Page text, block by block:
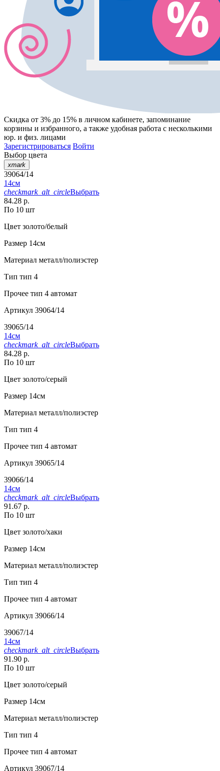
Скидка от 3% до 15% в личном кабинете, запоминание
корзины и избранного, а также удобная работа с несколькими
юр. и физ. лицами
Зарегистрироваться Войти
Выбор цвета
xmark
39064/14
14см
checkmark_alt_circleВыбрать
84.28 р.
По 10 шт
Цвет золото/белый
Размер 14см
Материал металл/полиэстер
Тип тип 4
Прочее тип 4 автомат
Артикул 39064/14
39065/14
14см
checkmark_alt_circleВыбрать
84.28 р.
По 10 шт
Цвет золото/серый
Размер 14см
Материал металл/полиэстер
Тип тип 4
Прочее тип 4 автомат
Артикул 39065/14
39066/14
14см
checkmark_alt_circleВыбрать
91.67 р.
По 10 шт
Цвет золото/хаки
Размер 14см
Материал металл/полиэстер
Тип тип 4
Прочее тип 4 автомат
Артикул 39066/14
39067/14
14см
checkmark_alt_circleВыбрать
91.90 р.
По 10 шт
Цвет золото/серый
Размер 14см
Материал металл/полиэстер
Тип тип 4
Прочее тип 4 автомат
Артикул 39067/14